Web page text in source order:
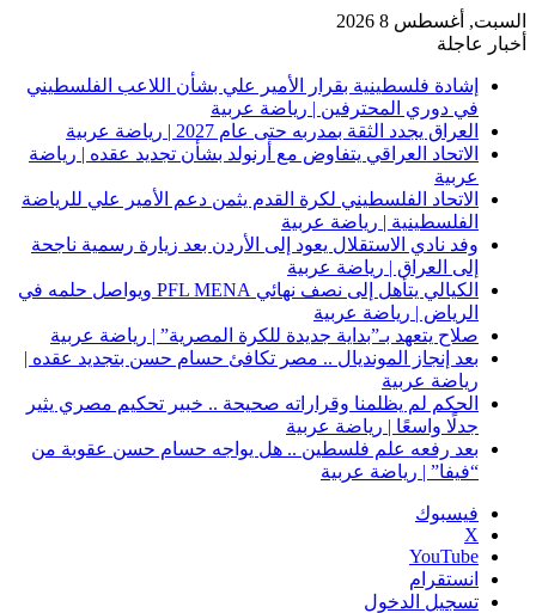
السبت, أغسطس 8 2026
أخبار عاجلة
إشادة فلسطينية بقرار الأمير علي بشأن اللاعب الفلسطيني
في دوري المحترفين | رياضة عربية
العراق يجدد الثقة بمدربه حتى عام 2027 | رياضة عربية
الاتحاد العراقي يتفاوض مع أرنولد بشأن تجديد عقده | رياضة
عربية
الاتحاد الفلسطيني لكرة القدم يثمن دعم الأمير علي للرياضة
الفلسطينية | رياضة عربية
وفد نادي الاستقلال يعود إلى الأردن بعد زيارة رسمية ناجحة
إلى العراق | رياضة عربية
الكيالي يتأهل إلى نصف نهائي PFL MENA ويواصل حلمه في
الرياض | رياضة عربية
صلاح يتعهد بـ”بداية جديدة للكرة المصرية” | رياضة عربية
بعد إنجاز المونديال .. مصر تكافئ حسام حسن بتجديد عقده |
رياضة عربية
الحكم لم يظلمنا وقراراته صحيحة .. خبير تحكيم مصري يثير
جدلًا واسعًا | رياضة عربية
بعد رفعه علم فلسطين .. هل يواجه حسام حسن عقوبة من
“فيفا” | رياضة عربية
فيسبوك
‫X
‫YouTube
انستقرام
تسجيل الدخول